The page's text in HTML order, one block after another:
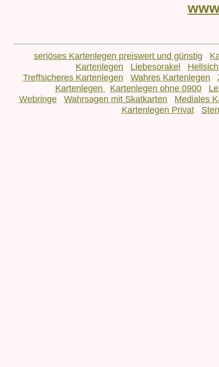
seriöses Kartenlegen preiswert und günstig
Kartenlegen
Liebesorakel
Treffsicheres Kartenlegen
Wahres Kartenlegen
Kartenlegen
Kartenlegen ohne 0900
Webringe
Wahrsagen mit Skatkarten
Mediales
Kartenlegen Privat